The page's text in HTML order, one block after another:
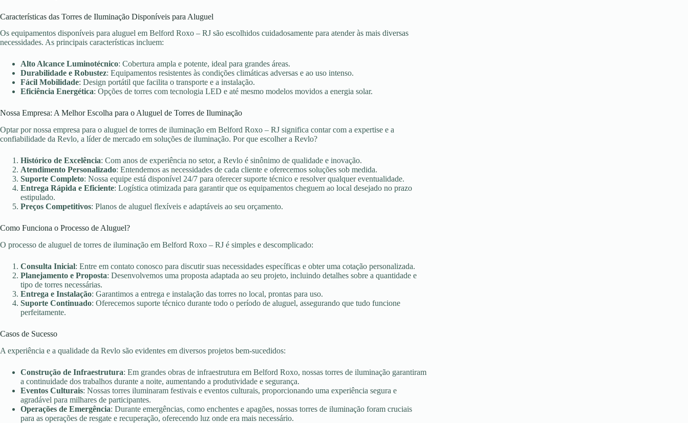
Características das Torres de Iluminação Disponíveis para Aluguel
Os equipamentos disponíveis para aluguel em Belford Roxo – RJ são escolhidos cuidadosamente para atender às mais diversas
necessidades. As principais características incluem:
Alto Alcance Luminotécnico: Cobertura ampla e potente, ideal para grandes áreas.
Durabilidade e Robustez: Equipamentos resistentes às condições climáticas adversas e ao uso intenso.
Fácil Mobilidade: Design portátil que facilita o transporte e a instalação.
Eficiência Energética: Opções de torres com tecnologia LED e até mesmo modelos movidos a energia solar.
Nossa Empresa: A Melhor Escolha para o Aluguel de Torres de Iluminação
Optar por nossa empresa para o aluguel de torres de iluminação em Belford Roxo – RJ significa contar com a expertise e a
confiabilidade da Revlo, a líder de mercado em soluções de iluminação. Por que escolher a Revlo?
Histórico de Excelência: Com anos de experiência no setor, a Revlo é sinônimo de qualidade e inovação.
Atendimento Personalizado: Entendemos as necessidades de cada cliente e oferecemos soluções sob medida.
Suporte Completo: Nossa equipe está disponível 24/7 para oferecer suporte técnico e resolver qualquer eventualidade.
Entrega Rápida e Eficiente: Logística otimizada para garantir que os equipamentos cheguem ao local desejado no prazo
estipulado.
Preços Competitivos: Planos de aluguel flexíveis e adaptáveis ao seu orçamento.
Como Funciona o Processo de Aluguel?
O processo de aluguel de torres de iluminação em Belford Roxo – RJ é simples e descomplicado:
Consulta Inicial: Entre em contato conosco para discutir suas necessidades específicas e obter uma cotação personalizada.
Planejamento e Proposta: Desenvolvemos uma proposta adaptada ao seu projeto, incluindo detalhes sobre a quantidade e
tipo de torres necessárias.
Entrega e Instalação: Garantimos a entrega e instalação das torres no local, prontas para uso.
Suporte Continuado: Oferecemos suporte técnico durante todo o período de aluguel, assegurando que tudo funcione
perfeitamente.
Casos de Sucesso
A experiência e a qualidade da Revlo são evidentes em diversos projetos bem-sucedidos:
Construção de Infraestrutura: Em grandes obras de infraestrutura em Belford Roxo, nossas torres de iluminação garantiram
a continuidade dos trabalhos durante a noite, aumentando a produtividade e segurança.
Eventos Culturais: Nossas torres iluminaram festivais e eventos culturais, proporcionando uma experiência segura e
agradável para milhares de participantes.
Operações de Emergência: Durante emergências, como enchentes e apagões, nossas torres de iluminação foram cruciais
para as operações de resgate e recuperação, oferecendo luz onde era mais necessário.